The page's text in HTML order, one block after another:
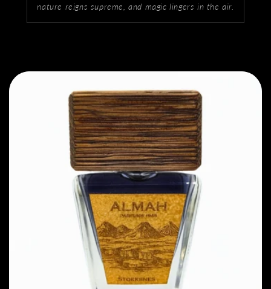
nature reigns supreme, and magic lingers in the air.